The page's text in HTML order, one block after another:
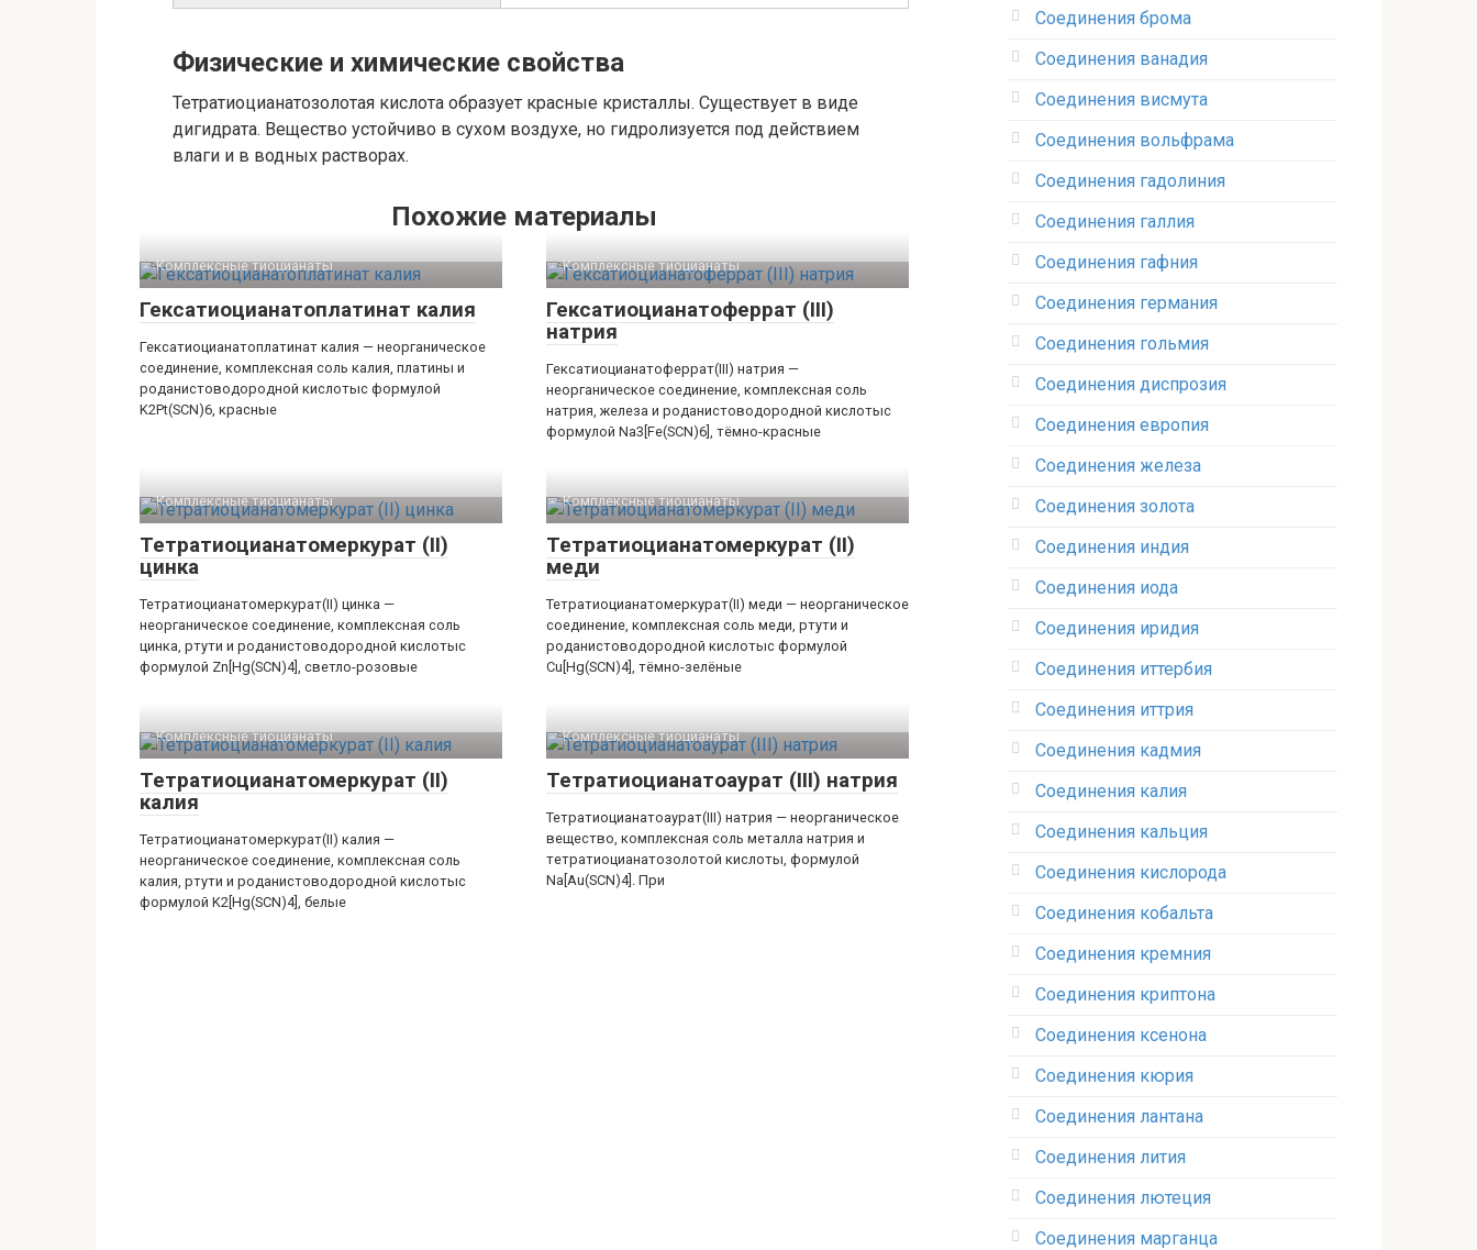
Физические и химические свойства
Тетратиоцианатозолотая кислота образует красные кристаллы. Существует в виде
дигидрата. Вещество устойчиво в сухом воздухе, но гидролизуется под действием
влаги и в водных растворах.
Похожие материалы
Комплексные тиоцианаты‎
Гексатиоцианатоплатинат калия
Гексатиоцианатоплатинат калия — неорганическое
соединение, комплексная соль калия, платины и
роданистоводородной кислотыс формулой
K2Pt(SCN)6, красные
Комплексные тиоцианаты‎
Гексатиоцианатоферрат (III)
натрия
Гексатиоцианатоферрат(III) натрия —
неорганическое соединение, комплексная соль
натрия, железа и роданистоводородной кислотыс
формулой Na3[Fe(SCN)6], тёмно-красные
Комплексные тиоцианаты‎
Тетратиоцианатомеркурат (II)
цинка
Тетратиоцианатомеркурат(II) цинка —
неорганическое соединение, комплексная соль
цинка, ртути и роданистоводородной кислотыс
формулой Zn[Hg(SCN)4], светло-розовые
Комплексные тиоцианаты‎
Тетратиоцианатомеркурат (II)
меди
Тетратиоцианатомеркурат(II) меди — неорганическое
соединение, комплексная соль меди, ртути и
роданистоводородной кислотыс формулой
Cu[Hg(SCN)4], тёмно-зелёные
Комплексные тиоцианаты‎
Тетратиоцианатомеркурат (II)
калия
Тетратиоцианатомеркурат(II) калия —
неорганическое соединение, комплексная соль
калия, ртути и роданистоводородной кислотыс
формулой K2[Hg(SCN)4], белые
Комплексные тиоцианаты‎
Тетратиоцианатоаурат (III) натрия
Тетратиоцианатоаурат(III) натрия — неорганическое
вещество, комплексная соль металла натрия и
тетратиоцианатозолотой кислоты, формулой
Na[Au(SCN)4]. При
Соединения брома‎
Соединения ванадия‎
Соединения висмута
Соединения вольфрама‎
Соединения гадолиния‎
Соединения галлия‎
Соединения гафния‎
Соединения германия‎
Соединения гольмия‎
Соединения диспрозия‎ ‎
Соединения европия‎
Соединения железа‎
Соединения золота‎
Соединения индия
Соединения иода‎
Соединения иридия
Соединения иттербия‎
Соединения иттрия‎
Соединения кадмия
Соединения калия‎
Соединения кальция
Соединения кислорода‎
Соединения кобальта
Соединения кремния‎
Соединения криптона‎
Соединения ксенона‎
Соединения кюрия
Соединения лантана‎
Соединения лития‎
Соединения лютеция‎
Соединения марганца‎